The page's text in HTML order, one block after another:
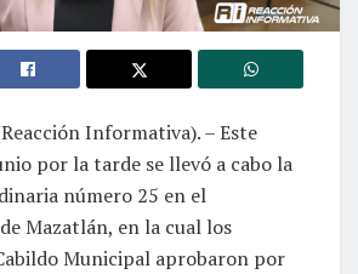
Informativa). – Este
por la tarde se llevó a cabo la
número 25 en el
Mazatlán, en la cual los
Municipal aprobaron por